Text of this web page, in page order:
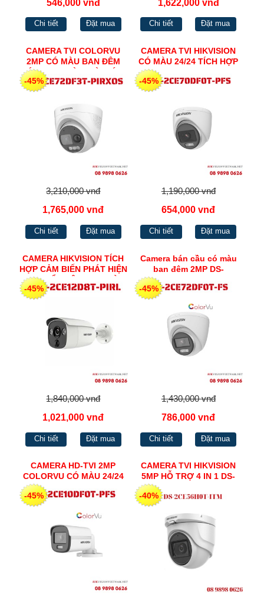
546,000 vnđ
Chi tiết Đặt mua
1,622,000 vnđ
Chi tiết Đặt mua
CAMERA TVI COLORVU
2MP CÓ MÀU BAN ĐÊM
TÍCH HỢP ĐÈN, CÒI BÁO
ĐỘNG, ĐÀM THOẠI 2
CHIỀU HIKVISION DS-
-45%
3,210,000 vnđ
1,765,000 vnđ
Chi tiết Đặt mua
CAMERA TVI HIKVISION
CÓ MÀU 24/24 TÍCH HỢP
MIC 3K DS-2CE70DF0T-
PFS
-45%
1,190,000 vnđ
654,000 vnđ
Chi tiết Đặt mua
CAMERA HIKVISION TÍCH
HỢP CẢM BIẾN PHÁT HIỆN
CHUYỂN ĐỘNG PIR VÀ
ĐÈN 2MP DS-2CE12D8T-
-45%
1,840,000 vnđ
1,021,000 vnđ
Chi tiết Đặt mua
Camera bán cầu có màu
ban đêm 2MP DS-
2CE72DF0T-FS
-45%
1,430,000 vnđ
786,000 vnđ
Chi tiết Đặt mua
CAMERA HD-TVI 2MP
COLORVU CÓ MÀU 24/24
DS-2CE10DF0T-PFS
-45%
CAMERA TVI HIKVISION
5MP HỖ TRỢ 4 IN 1 DS-
2CE56H0T-ITM
-40%